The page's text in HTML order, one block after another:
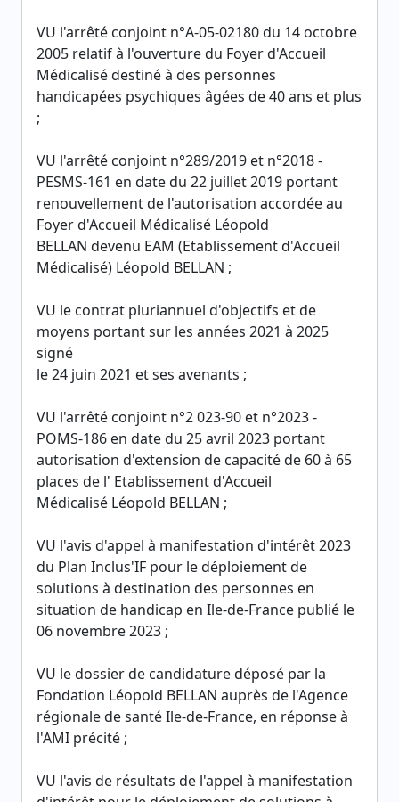
VU l'arrêté conjoint n°A-05-02180 du 14 octobre
2005 relatif à l'ouverture du Foyer d'Accueil
Médicalisé destiné à des personnes
handicapées psychiques âgées de 40 ans et plus
;
VU l'arrêté conjoint n°289/2019 et n°2018 -
PESMS-161 en date du 22 juillet 2019 portant
renouvellement de l'autorisation accordée au
Foyer d'Accueil Médicalisé Léopold
BELLAN devenu EAM (Etablissement d'Accueil
Médicalisé) Léopold BELLAN ;
VU le contrat pluriannuel d'objectifs et de
moyens portant sur les années 2021 à 2025
signé
le 24 juin 2021 et ses avenants ;
VU l'arrêté conjoint n°2 023-90 et n°2023 -
POMS-186 en date du 25 avril 2023 portant
autorisation d'extension de capacité de 60 à 65
places de l' Etablissement d'Accueil
Médicalisé Léopold BELLAN ;
VU l'avis d'appel à manifestation d'intérêt 2023
du Plan Inclus'IF pour le déploiement de
solutions à destination des personnes en
situation de handicap en Ile-de-France publié le
06 novembre 2023 ;
VU le dossier de candidature déposé par la
Fondation Léopold BELLAN auprès de l'Agence
régionale de santé Ile-de-France, en réponse à
l'AMI précité ;
VU l'avis de résultats de l'appel à manifestation